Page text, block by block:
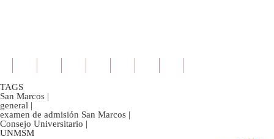
TAGS
San Marcos |
general |
examen de admisión San Marcos |
Consejo Universitario |
UNMSM